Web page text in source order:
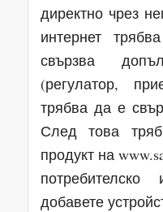
директно чрез
интернет
свързва
(регулатор,
трябва да е
След това
продукт на
добавете